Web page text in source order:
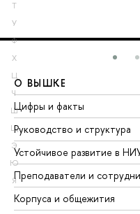
Т
У
Ф
Х
Ц
Ч
Ш
Щ
Э
Ю
Я
О ВЫШКЕ
Цифры и факты
Руководство и структура
Устойчивое развитие в
Преподаватели и
Корпуса и общежития